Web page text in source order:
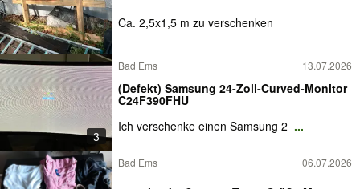
Ca. 2,5x1,5 m zu verschenken
3
Bad Ems 13.07.2026
(Defekt) Samsung 24-Zoll-Curved-Monitor
C24F390FHU
Ich verschenke einen Samsung 2 ...
Bad Ems 06.07.2026